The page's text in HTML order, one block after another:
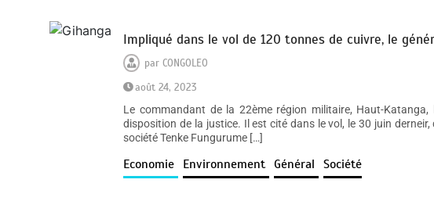
Impliqué dans le vol de 120 tonnes de cuivre, le
parCONGOLEO
août 24, 2023
Le commandant de la 22ème région militaire, Haut-
disposition de la justice. Il est cité dans le vol, le 30 juin
société Tenke Fungurume […]
Economie Environnement Général Société